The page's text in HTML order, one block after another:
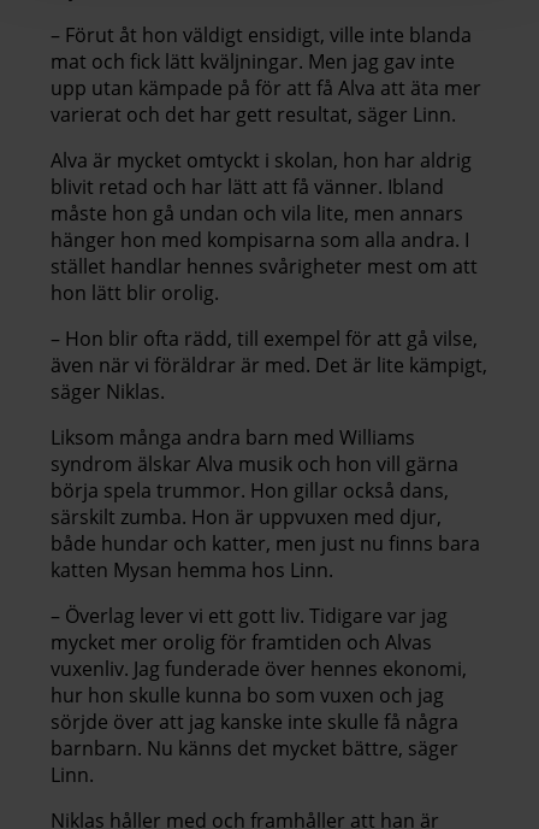
– Förut åt hon väldigt ensidigt, ville inte blanda
mat och fick lätt kväljningar. Men jag gav inte
upp utan kämpade på för att få Alva att äta mer
varierat och det har gett resultat, säger Linn.
Alva är mycket omtyckt i skolan, hon har aldrig
blivit retad och har lätt att få vänner. Ibland
måste hon gå undan och vila lite, men annars
hänger hon med kompisarna som alla andra. I
stället handlar hennes svårigheter mest om att
hon lätt blir orolig.
– Hon blir ofta rädd, till exempel för att gå vilse,
även när vi föräldrar är med. Det är lite kämpigt,
säger Niklas.
Liksom många andra barn med Williams
syndrom älskar Alva musik och hon vill gärna
börja spela trummor. Hon gillar också dans,
särskilt zumba. Hon är uppvuxen med djur,
både hundar och katter, men just nu finns bara
katten Mysan hemma hos Linn.
– Överlag lever vi ett gott liv. Tidigare var jag
mycket mer orolig för framtiden och Alvas
vuxenliv. Jag funderade över hennes ekonomi,
hur hon skulle kunna bo som vuxen och jag
sörjde över att jag kanske inte skulle få några
barnbarn. Nu känns det mycket bättre, säger
Linn.
Niklas håller med och framhåller att han är